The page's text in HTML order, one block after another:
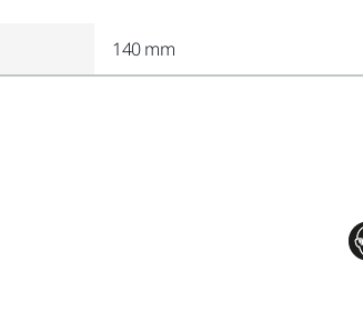
140 mm